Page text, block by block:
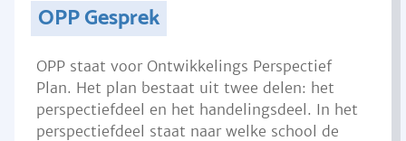
OPP Gesprek
OPP staat voor Ontwikkelings Perspectief
Plan. Het plan bestaat uit twee delen: het
perspectiefdeel en het handelingsdeel. In het
perspectiefdeel staat naar welke school de